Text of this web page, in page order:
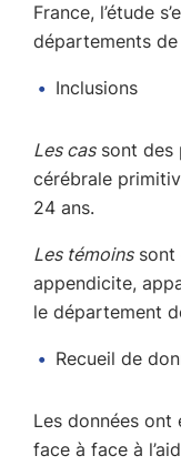
France, l’étude
départements de
Inclusions
Les cassont des
cérébrale
24 ans.
Les témoinssont
appendicite,
le département
Recueil de
Les données
face à face à